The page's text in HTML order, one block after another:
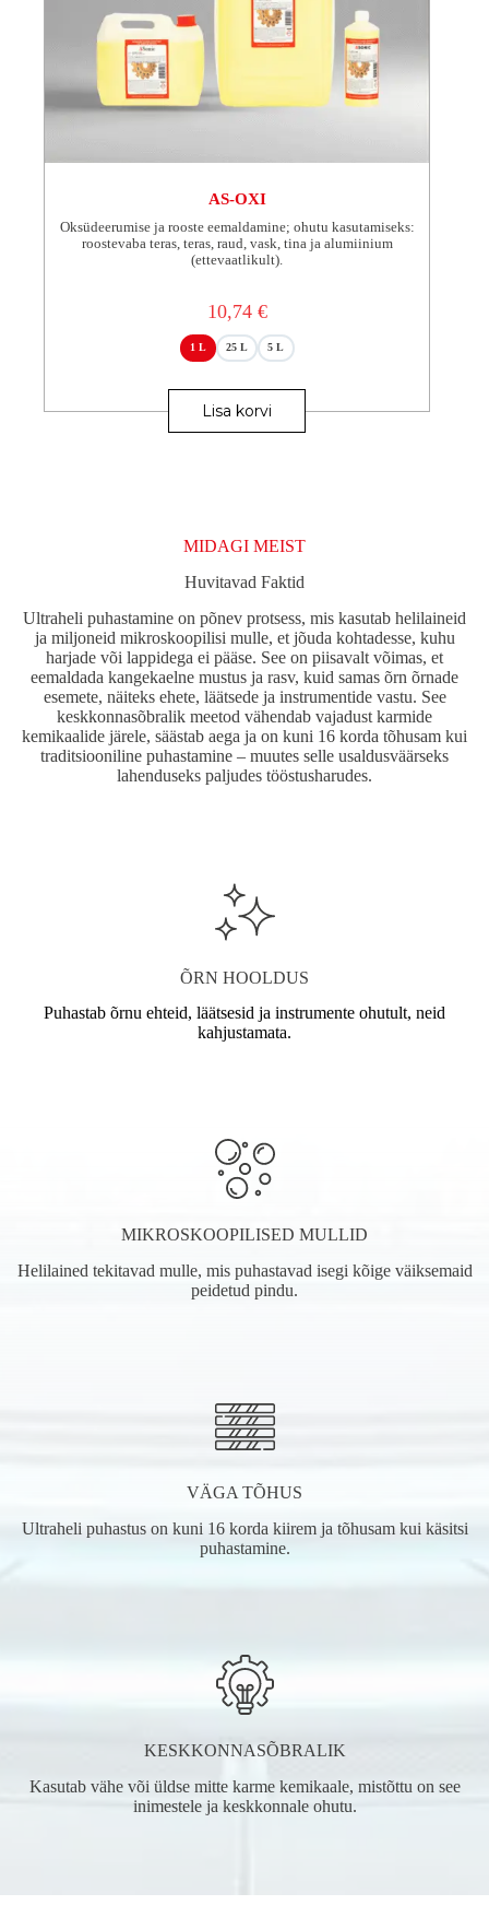
AS-OXI
Oksüdeerumise ja rooste eemaldamine; ohutu kasutamiseks:
roostevaba teras, teras, raud, vask, tina ja alumiinium
(ettevaatlikult).
10,74 €
1 L 25 L 5 L
Lisa korvi
tootel
on
tootelehel.
MIDAGI MEIST
Huvitavad Faktid
Ultraheli puhastamine on põnev protsess, mis kasutab helilaineid
ja miljoneid mikroskoopilisi mulle, et jõuda kohtadesse, kuhu
harjade või lappidega ei pääse. See on piisavalt võimas, et
eemaldada kangekaelne mustus ja rasv, kuid samas õrn õrnade
esemete, näiteks ehete, läätsede ja instrumentide vastu. See
keskkonnasõbralik meetod vähendab vajadust karmide
kemikaalide järele, säästab aega ja on kuni 16 korda tõhusam kui
traditsiooniline puhastamine – muutes selle usaldusväärseks
lahenduseks paljudes tööstusharudes.
ÕRN HOOLDUS
Puhastab õrnu ehteid, läätsesid ja instrumente ohutult, neid
kahjustamata.
MIKROSKOOPILISED MULLID
Helilained tekitavad mulle, mis puhastavad isegi kõige väiksemaid
peidetud pindu.
VÄGA TÕHUS
Ultraheli puhastus on kuni 16 korda kiirem ja tõhusam kui käsitsi
puhastamine.
KESKKONNASÕBRALIK
Kasutab vähe või üldse mitte karme kemikaale, mistõttu on see
inimestele ja keskkonnale ohutu.